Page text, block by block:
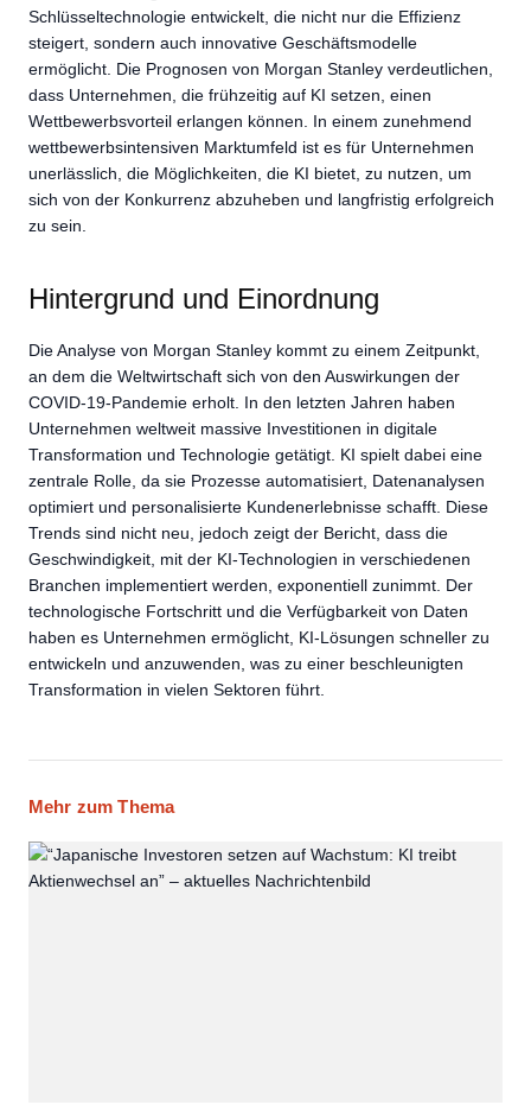
Schlüsseltechnologie entwickelt, die nicht nur die Effizienz
steigert, sondern auch innovative Geschäftsmodelle
ermöglicht. Die Prognosen von Morgan Stanley verdeutlichen,
dass Unternehmen, die frühzeitig auf KI setzen, einen
Wettbewerbsvorteil erlangen können. In einem zunehmend
wettbewerbsintensiven Marktumfeld ist es für Unternehmen
unerlässlich, die Möglichkeiten, die KI bietet, zu nutzen, um
sich von der Konkurrenz abzuheben und langfristig erfolgreich
zu sein.
Hintergrund und Einordnung
Die Analyse von Morgan Stanley kommt zu einem Zeitpunkt,
an dem die Weltwirtschaft sich von den Auswirkungen der
COVID-19-Pandemie erholt. In den letzten Jahren haben
Unternehmen weltweit massive Investitionen in digitale
Transformation und Technologie getätigt. KI spielt dabei eine
zentrale Rolle, da sie Prozesse automatisiert, Datenanalysen
optimiert und personalisierte Kundenerlebnisse schafft. Diese
Trends sind nicht neu, jedoch zeigt der Bericht, dass die
Geschwindigkeit, mit der KI-Technologien in verschiedenen
Branchen implementiert werden, exponentiell zunimmt. Der
technologische Fortschritt und die Verfügbarkeit von Daten
haben es Unternehmen ermöglicht, KI-Lösungen schneller zu
entwickeln und anzuwenden, was zu einer beschleunigten
Transformation in vielen Sektoren führt.
Mehr zum Thema